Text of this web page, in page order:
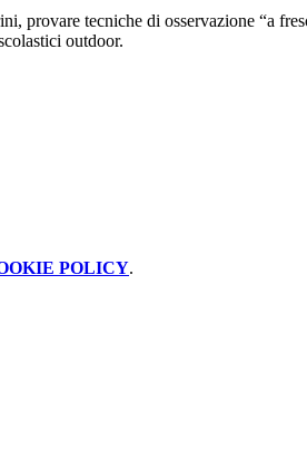
provare tecniche di osservazione “a
outdoor.
POLICY.